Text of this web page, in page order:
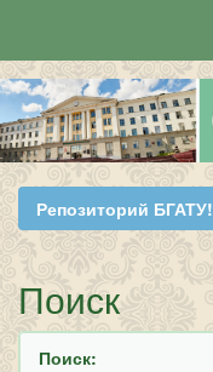
Skip
navigation
Репозиторий БГАТУ!
Поиск
Поиск: